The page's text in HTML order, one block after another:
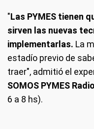
"Las PYMES tienen
sirven las nuevas
implementarlas. La
estadío previo de
traer", admitió el
SOMOS PYMES Radio
6 a 8 hs).